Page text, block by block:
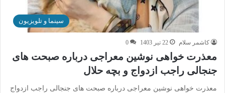
سینما و تلویزیون
کاشمر سلام 22 تیر 1403 0
معذرت خواهی نوشین معراجی درباره صبحت های
جنجالی راجب ازدواج و بچه حلال
معذرت خواهی نوشین معراجی درباره صبحت های جنجالی راجب ازدواج